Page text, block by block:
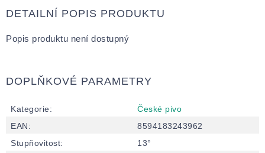
DETAILNÍ POPIS PRODUKTU
Popis produktu není dostupný
DOPLŇKOVÉ PARAMETRY
Kategorie:
České pivo
EAN:
8594183243962
Stupňovitost:
13°